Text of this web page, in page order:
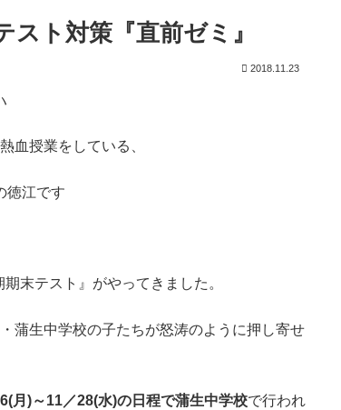
スト対策『直前ゼミ』
2018.11.23
血授業をしている、
徳江です
末テスト』がやってきました。
蒲生中学校の子たちが怒涛のように押し寄せ
月)～11／28(水)の日程で蒲生中学校で行われ